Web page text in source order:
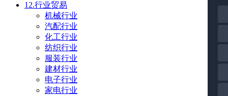
12.行业贸易
机械行业
汽配行业
化工行业
纺织行业
服装行业
建材行业
电子行业
家电行业